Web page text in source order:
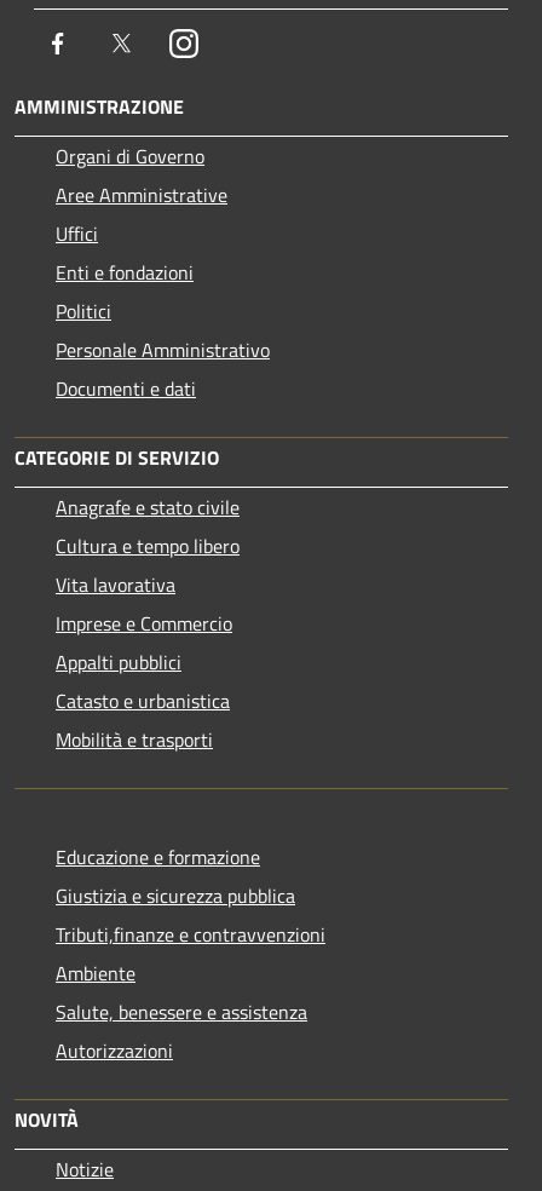
Facebook TwitterInstagram
AMMINISTRAZIONE
Organi di Governo
Aree Amministrative
Uffici
Enti e fondazioni
Politici
Personale Amministrativo
Documenti e dati
CATEGORIE DI SERVIZIO
Anagrafe e stato civile
Cultura e tempo libero
Vita lavorativa
Imprese e Commercio
Appalti pubblici
Catasto e urbanistica
Mobilità e trasporti
Educazione e formazione
Giustizia e sicurezza pubblica
Tributi,finanze e contravvenzioni
Ambiente
Salute, benessere e assistenza
Autorizzazioni
NOVITÀ
Notizie